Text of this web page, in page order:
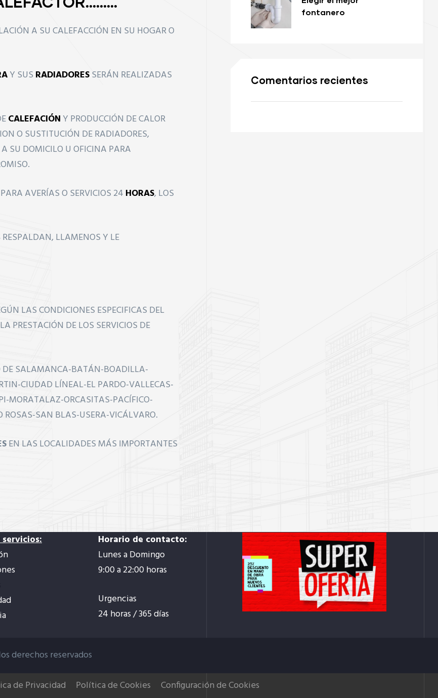
A SU CALEFACCIÓN EN SU HOGAR O
Y SUS RADIADORESSERÁN REALIZADAS
CALEFACIÓNY PRODUCCIÓN DE CALOR
O SUSTITUCIÓN DE RADIADORES,
SU DOMICILO U OFICINA PARA
AVERÍAS O SERVICIOS 24 HORAS, LOS
LLAMENOS Y LE
LAS CONDICIONES ESPECIFICAS DEL
PRESTACIÓN DE LOS SERVICIOS DE
DE SALAMANCA-BATÁN-BOADILLA-
CIUDAD LÍNEAL-EL PARDO-VALLECAS-
MORATALAZ-ORCASITAS-PACÍFICO-
ROSAS-SAN BLAS-USERA-VICÁLVARO.
EN LAS LOCALIDADES MÁS IMPORTANTES
fontanero
Comentarios recientes
Horario de contacto:
Lunes a Domingo
9:00 a 22:00 horas
Urgencias
24 horas / 365 días
derechos reservados
de Privacidad Política de Cookies Configuración de Cookies